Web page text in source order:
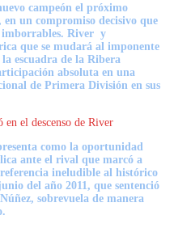
campeón el próximo
en un compromiso decisivo que
River y
que se mudará al imponente
escuadra de la Ribera
absoluta en una
de Primera División en sus
el descenso de River
como la oportunidad
ante el rival que marcó a
ineludible al histórico
del año 2011 , que sentenció
sobrevuela de manera